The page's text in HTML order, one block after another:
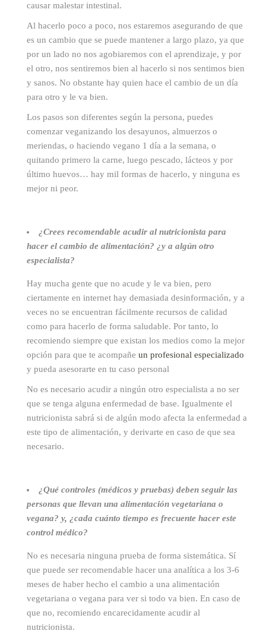
causar malestar intestinal.
Al hacerlo poco a poco, nos estaremos asegurando de que
es un cambio que se puede mantener a largo plazo, ya que
por un lado no nos agobiaremos con el aprendizaje, y por
el otro, nos sentiremos bien al hacerlo si nos sentimos bien
y sanos. No obstante hay quien hace el cambio de un día
para otro y le va bien.
Los pasos son diferentes según la persona, puedes
comenzar veganizando los desayunos, almuerzos o
meriendas, o haciendo vegano 1 día a la semana, o
quitando primero la carne, luego pescado, lácteos y por
último huevos… hay mil formas de hacerlo, y ninguna es
mejor ni peor.
¿Crees recomendable acudir al nutricionista para
hacer el cambio de alimentación? ¿y a algún otro
especialista?
Hay mucha gente que no acude y le va bien, pero
ciertamente en internet hay demasiada desinformación, y a
veces no se encuentran fácilmente recursos de calidad
como para hacerlo de forma saludable. Por tanto, lo
recomiendo siempre que existan los medios como la mejor
opción para que te acompañe un profesional especializado
y pueda asesorarte en tu caso personal
No es necesario acudir a ningún otro especialista a no ser
que se tenga alguna enfermedad de base. Igualmente el
nutricionista sabrá si de algún modo afecta la enfermedad a
este tipo de alimentación, y derivarte en caso de que sea
necesario.
¿Qué controles (médicos y pruebas) deben seguir las
personas que llevan una alimentación vegetariana o
vegana? y, ¿cada cuánto tiempo es frecuente hacer este
control médico?
No es necesaria ninguna prueba de forma sistemática. Sí
que puede ser recomendable hacer una analítica a los 3-6
meses de haber hecho el cambio a una alimentación
vegetariana o vegana para ver si todo va bien. En caso de
que no, recomiendo encarecidamente acudir al
nutricionista.